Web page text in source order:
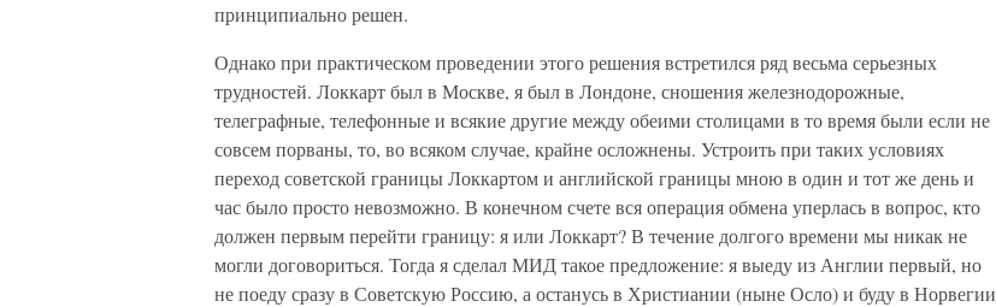
принципиально решен.
Однако при практическом проведении этого решения встретился ряд весьма серьезных
трудностей. Локкарт был в Москве, я был в Лондоне, сношения железнодорожные,
телеграфные, телефонные и всякие другие между обеими столицами в то время были если не
совсем порваны, то, во всяком случае, крайне осложнены. Устроить при таких условиях
переход советской границы Локкартом и английской границы мною в один и тот же день и
час было просто невозможно. В конечном счете вся операция обмена уперлась в вопрос, кто
должен первым перейти границу: я или Локкарт? В течение долгого времени мы никак не
могли договориться. Тогда я сделал МИД такое предложение: я выеду из Англии первый, но
не поеду сразу в Советскую Россию, а останусь в Христиании (ныне Осло) и буду в Норвегии